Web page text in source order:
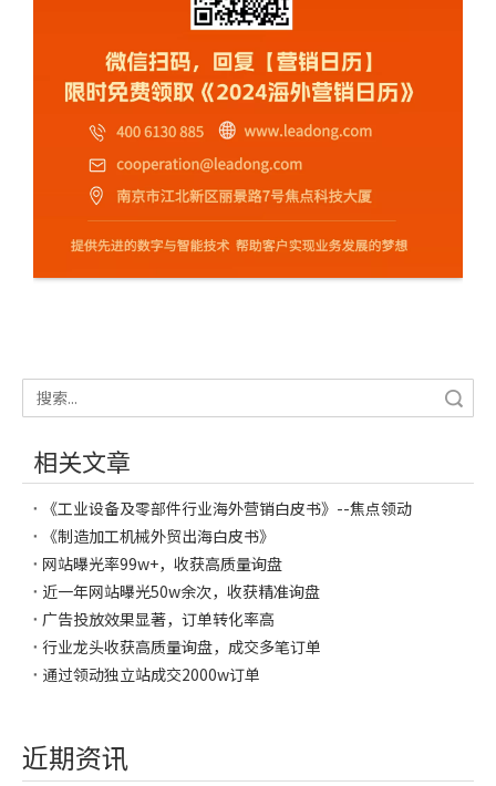
相关文章
《工业设备及零部件行业海外营销白皮书》--焦点领动
《制造加工机械外贸出海白皮书》
网站曝光率99w+，收获高质量询盘
近一年网站曝光50w余次，收获精准询盘
广告投放效果显著，订单转化率高
行业龙头收获高质量询盘，成交多笔订单
通过领动独立站成交2000w订单
近期资讯